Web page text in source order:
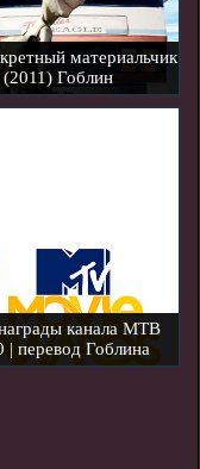
материальчик
(2011) Гоблин
канала МТВ
| перевод Гоблина